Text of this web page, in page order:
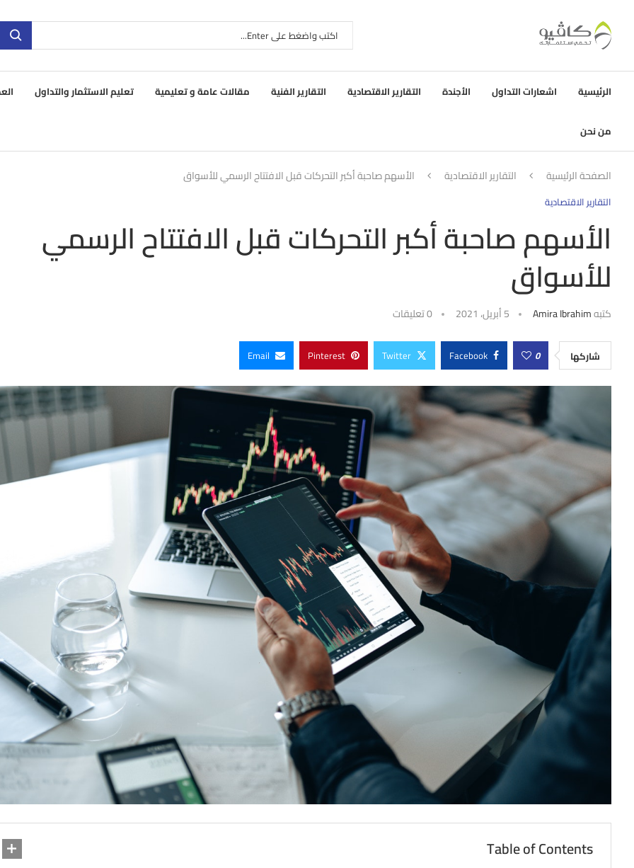
الرئيسية اشعارات التداول الأجندة التقارير الاقتصادية التقارير الفنية مقالات عامة و تعليمية تعليم الاستثمار والتداول
من نحن
الصفحة الرئيسية التقارير الاقتصادية الأسهم صاحبة أكبر التحركات قبل الافتتاح الرسمي للأسواق
التقارير الاقتصادية
الأسهم صاحبة أكبر التحركات قبل الافتتاح الرسمي
للأسواق
كتبهAmira Ibrahim 5 أبريل، 2021 0 تعليقات
شاركها 0
Facebook
Twitter
Pinterest
Email
Table of Contents